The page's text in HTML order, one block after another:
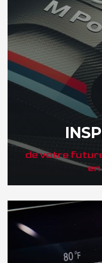
de votre
DÉCOUVREZ